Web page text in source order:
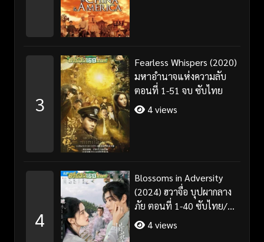
3
Fearless Whispers (2020)
มหาอำนาจแห่งความลับ
ตอนที่ 1-51 จบ ซับไทย
4 views
4
Blossoms in Adversity
(2024) ฮวาจื่อ บุปผากลาง
ภัย ตอนที่ 1-40 ซับไทย/
พากย์ไทย
4 views